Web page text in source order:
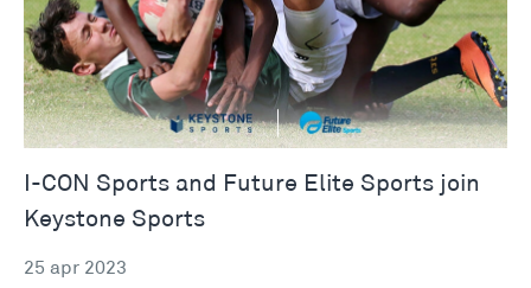
I-CON Sports and Future Elite Sports join
Keystone Sports
25 apr 2023